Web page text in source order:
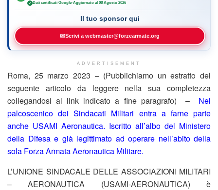
✓ Dati certificati Google·Aggiornato al 08 Agosto 2026
Il tuo sponsor qui
✉Scrivi a webmaster@forzearmate.org
ADVERTISEMENT
Roma, 25 marzo 2023 – (Pubblichiamo un estratto del
seguente articolo da leggere nella sua completezza
collegandosi al link indicato a fine paragrafo) – Nel
palcoscenico dei Sindacati Militari entra a farne parte
anche USAMI Aeronautica. Iscritto all’albo del Ministero
della Difesa e già legittimato ad operare nell’abito della
sola Forza Armata Aeronautica Militare.
L’UNIONE SINDACALE DELLE ASSOCIAZIONI MILITARI
– AERONAUTICA (USAMI-AERONAUTICA) è